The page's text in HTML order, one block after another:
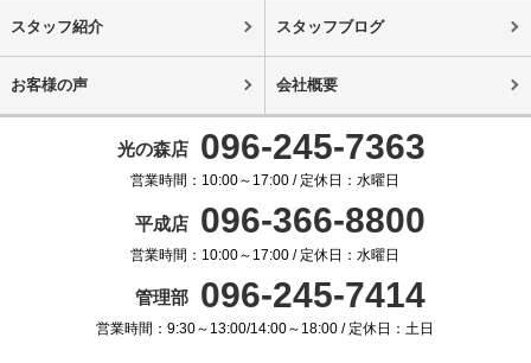
スタッフ紹介 スタッフブログ
お客様の声 会社概要
光の森店 096-245-7363
営業時間：10:00～17:00 / 定休日：水曜日
平成店 096-366-8800
営業時間：10:00～17:00 / 定休日：水曜日
管理部 096-245-7414
営業時間：9:30～13:00/14:00～18:00 / 定休日：土日